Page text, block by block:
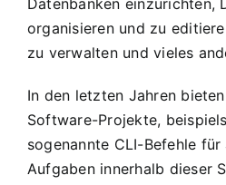
organisieren und zu
zu verwalten und vieles
In den letzten Jahren
Software-Projekte,
sogenannte CLI-Befehle
Aufgaben innerhalb dieser